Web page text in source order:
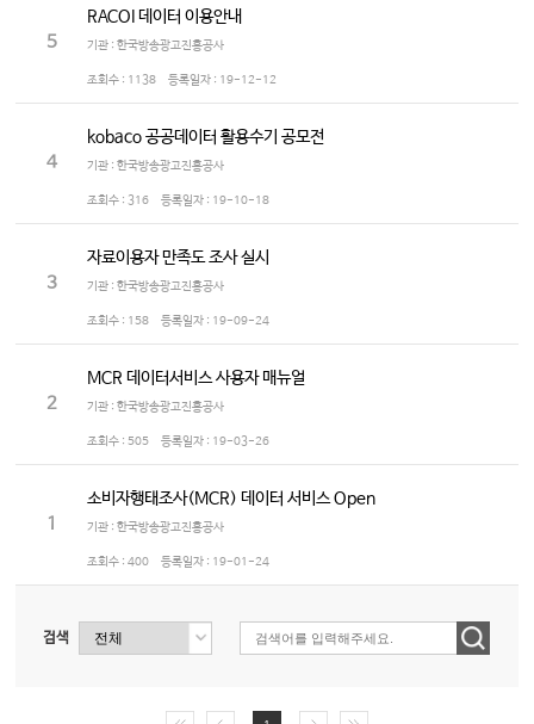
5
RACOI 데이터 이용안내
기관 : 한국방송광고진흥공사
조회수 : 1138 등록일자 : 19-12-12
4
kobaco 공공데이터 활용수기 공모전
기관 : 한국방송광고진흥공사
조회수 : 316 등록일자 : 19-10-18
3
자료이용자 만족도 조사 실시
기관 : 한국방송광고진흥공사
조회수 : 158 등록일자 : 19-09-24
2
MCR 데이터서비스 사용자 매뉴얼
기관 : 한국방송광고진흥공사
조회수 : 505 등록일자 : 19-03-26
1
소비자행태조사(MCR) 데이터 서비스 Open
기관 : 한국방송광고진흥공사
조회수 : 400 등록일자 : 19-01-24
검색